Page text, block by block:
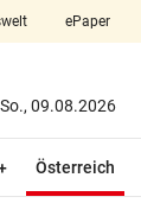
ePaper
aufklappen
So., 09.08.2026
Österreich